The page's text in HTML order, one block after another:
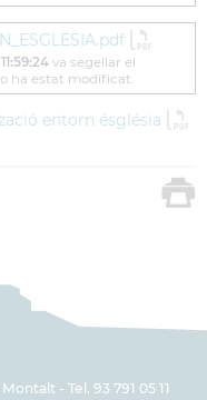
va segellar el
ha estat modificat.
entorn ésglésia
- Tel. 93 791 05 11